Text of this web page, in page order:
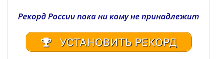
Рекорд России пока ни кому не принадлежит
УСТАНОВИТЬ РЕКОРД